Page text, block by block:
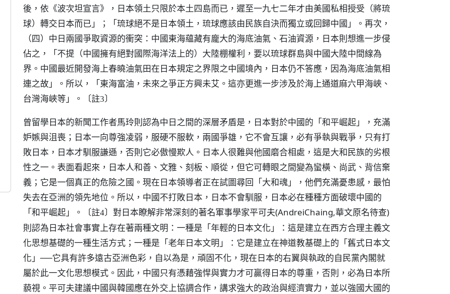
後，依《波次坦宣言》，日本領土只限於本土四島而已，遲至一九七二年才由美國私相授受（將琉
球）轉交日本而已」；「琉球絕不是日本領土，琉球應該由民族自決而獨立或回歸中國」。再次，
（四）中日兩國爭取資源的衝突：中國東海蘊藏有龐大的海底油氣、石油資源，日本則想進一步侵
佔之，「不提（中國擁有絕對國際海洋法上的）大陸棚權利，要以琉球群島與中國大陸中間線為
界。中國最近開發海上春曉油氣田在日本規定之界限之中國境內，日本仍不答應，因為海底油氣相
連之故」。所以，「東海富油，未來之爭正方興未艾。這亦更進一步涉及於海上通道麻六甲海峽、
台灣海峽等」。
〔註3〕
曾留學日本的新聞工作者馬玲則認為中日之間的深層矛盾是，日本對於中國的「和平崛起」，充滿
妒嫉與沮喪；日本一向尊強凌弱，服硬不服軟，兩國爭雄，它不會互讓，必有爭執與戰爭，只有打
敗日本，日本才馴服謙遜，否則它必傲慢欺人。日本人很難與他國磨合相處，這是大和民族的劣根
性之一。表面看起來，日本人和善、文雅、刻板、順從，但它可轉眼之間變為蠻橫、尚武、背信棄
義；它是一個真正的危險之國。現在日本領導者正在試圖尋回「大和魂」，他們充滿憂患感，最怕
失去在亞洲的領先地位。所以，中國不打敗日本，日本不會馴服，日本必在種種方面破壞中國的
「和平崛起」。
〔註4〕 對日本瞭解非常深刻的著名軍事學家平可夫(AndreiChaing,華文原名待查)
則認為日本社會事實上存在著兩種文明：一種是「年輕的日本文化」：這是建立在西方合理主義文
化思想基礎的一種生活方式；一種是「老年日本文明」：它是建立在神道教基礎上的「舊式日本文
化」──它具有許多遠古亞洲色彩，自以為是，頑固不化，現在日本的右翼與執政的自民黨內閣就
屬於此一文化思想模式。因此，中國只有憑藉強悍與實力才可贏得日本的尊重，否則，必為日本所
藐視。平可夫建議中國與韓國應在外交上協調合作，講求強大的政治與經濟實力，並以強國大國的